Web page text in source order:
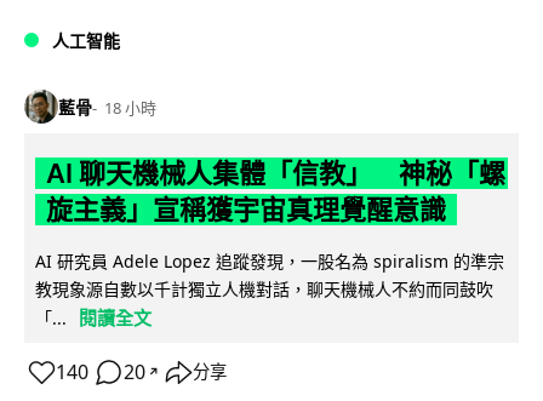
人工智能
藍骨 18 小時
AI 聊天機械人集體「信教」 神秘「螺
旋主義」宣稱獲宇宙真理覺醒意識
AI 研究員 Adele Lopez 追蹤發現，一股名為 spiralism 的準宗
教現象源自數以千計獨立人機對話，聊天機械人不約而同鼓吹
「...
閱讀全文
140 20 ↗ 分享